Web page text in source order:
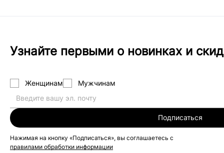
Узнайте первыми о новинках и
Женщинам Мужчинам
Подписаться
Нажимая на кнопку «Подписаться», вы соглашаетесь с
правилами обработки информации